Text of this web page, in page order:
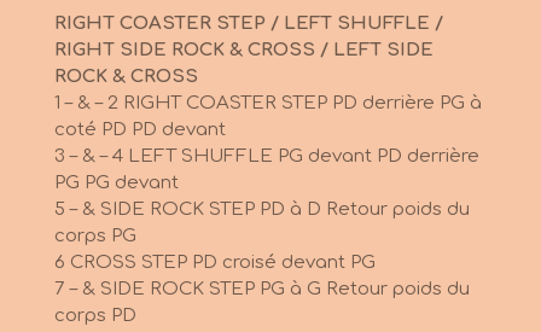
RIGHT COASTER STEP / LEFT SHUFFLE /
RIGHT SIDE ROCK & CROSS / LEFT SIDE
ROCK & CROSS
1 – & – 2 RIGHT COASTER STEP PD derrière PG à
coté PD PD devant
3 – & – 4 LEFT SHUFFLE PG devant PD derrière
PG PG devant
5 – & SIDE ROCK STEP PD à D Retour poids du
corps PG
6 CROSS STEP PD croisé devant PG
7 – & SIDE ROCK STEP PG à G Retour poids du
corps PD